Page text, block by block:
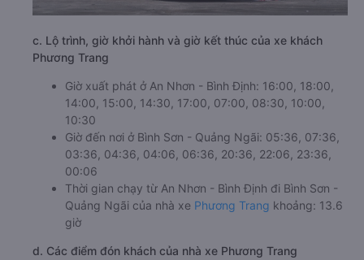
c. Lộ trình, giờ khởi hành và giờ kết thúc của xe khách
Phương Trang
Giờ xuất phát ở An Nhơn - Bình Định: 16:00, 18:00,
14:00, 15:00, 14:30, 17:00, 07:00, 08:30, 10:00,
10:30
Giờ đến nơi ở Bình Sơn - Quảng Ngãi: 05:36, 07:36,
03:36, 04:36, 04:06, 06:36, 20:36, 22:06, 23:36,
00:06
Thời gian chạy từ An Nhơn - Bình Định đi Bình Sơn -
Quảng Ngãi của nhà xe Phương Trang khoảng: 13.6
giờ
d. Các điểm đón khách của nhà xe Phương Trang